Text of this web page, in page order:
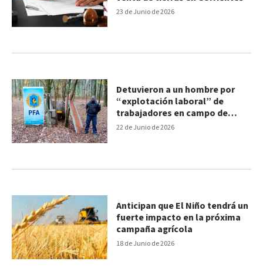
23 de Junio de 2026
22 de Junio de 2026
Detuvieron a un hombre por
“explotación laboral” de
trabajadores en campo de
Concordia
18 de Junio de 2026
Anticipan que El Niño tendrá un
fuerte impacto en la próxima
campaña agrícola